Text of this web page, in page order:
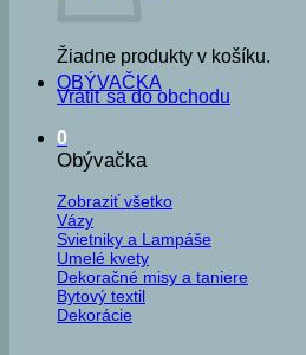
Žiadne produkty v košíku.
Vrátiť sa do obchodu
0
OBÝVAČKA
Obývačka
Zobraziť všetko
Vázy
Svietniky a Lampáše
Umelé kvety
Dekoračné misy a taniere
Bytový textil
Dekorácie